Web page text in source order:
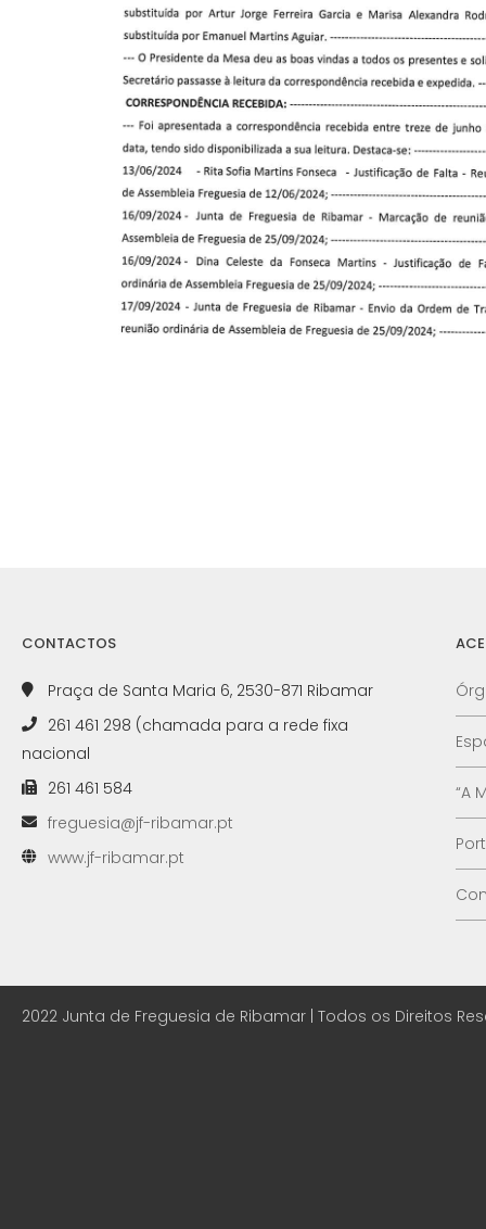
CONTACTOS
Praça de Santa Maria 6, 2530-871 Ribamar
261 461 298 (chamada para a rede fixa
nacional
261 461 584
freguesia@jf-ribamar.pt
www.jf-ribamar.pt
“A
2022 Junta de Freguesia de Ribamar | Todos os Direitos